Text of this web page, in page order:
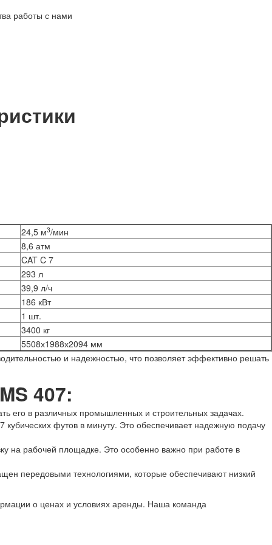
24,5 м3/мин
8,6 атм
CAT C 7
293 л
39,9 л/ч
186 кВт
1 шт.
3400 кг
5508х1988х2094 мм
и надежностью, что позволяет эффективно решать
407:
его в различных промышленных и строительных задачах.
футов в минуту. Это обеспечивает надежную подачу
на рабочей площадке. Это особенно важно при работе в
передовыми технологиями, которые обеспечивают низкий
о ценах и условиях аренды. Наша команда